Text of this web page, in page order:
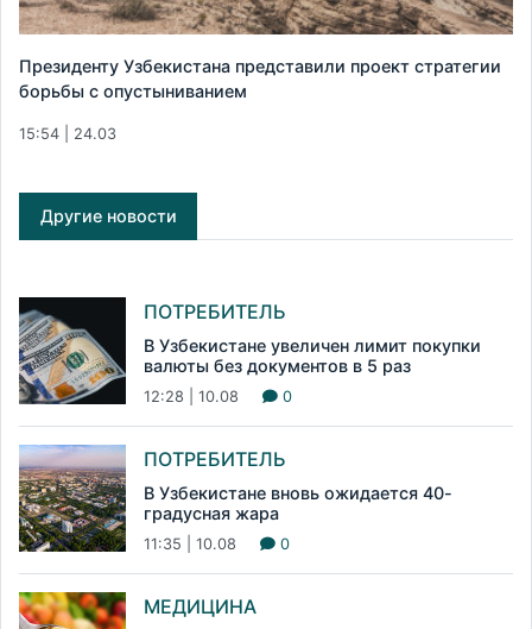
Президенту Узбекистана представили проект стратегии
борьбы с опустыниванием
15:54 | 24.03
Другие новости
ПОТРЕБИТЕЛЬ
В Узбекистане увеличен лимит покупки
валюты без документов в 5 раз
12:28 | 10.08 0
ПОТРЕБИТЕЛЬ
В Узбекистане вновь ожидается 40-
градусная жара
11:35 | 10.08 0
МЕДИЦИНА